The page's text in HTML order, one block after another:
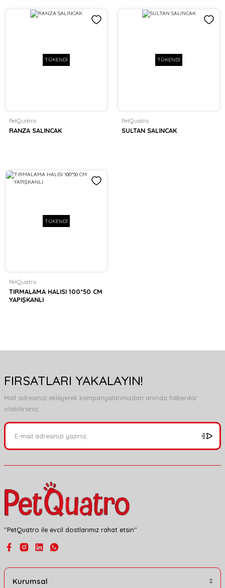
TÜKENDİ
PetQuatro
RANZA SALINCAK
TÜKENDİ
PetQuatro
SULTAN SALINCAK
TÜKENDİ
PetQuatro
TIRMALAMA HALISI 100*50 CM
YAPIŞKANLI
FIRSATLARI YAKALAYIN!
Mail adresinizi ekleyerek kampanyalarımızdan anında haberdar
olabilirsiniz.
''PetQuatro ile evcil dostlarımız rahat etsin''
Kurumsal